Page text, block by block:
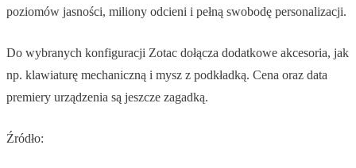
poziomów jasności, miliony odcieni i pełną swobodę personalizacji.
Do wybranych konfiguracji Zotac dołącza dodatkowe akcesoria, jak
np. klawiaturę mechaniczną i mysz z podkładką. Cena oraz data
premiery urządzenia są jeszcze zagadką.
Źródło: